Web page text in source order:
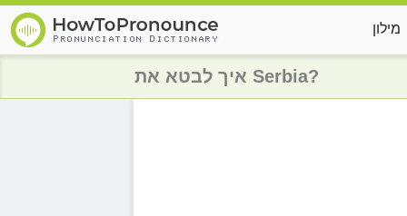
מילון
איך לבטא את Serbia?